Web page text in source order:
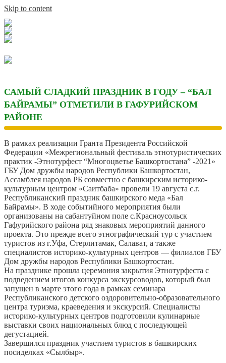
Skip to content
САМЫЙ СЛАДКИЙ ПРАЗДНИК В ГОДУ – “БАЛ
БАЙРАМЫ” ОТМЕТИЛИ В ГАФУРИЙСКОМ
РАЙОНЕ
В рамках реализации Гранта Президента Российской
Федерации «Межрегиональный фестиваль этнотуристических
практик -Этнотурфест “Многоцветье Башкортостана” -2021»
ГБУ Дом дружбы народов Республики Башкортостан,
Ассамблея народов РБ совместно с башкирским историко-
культурным центром «Саитбаба» провели 19 августа с.г.
Республиканский праздник башкирского меда «Бал
Байрамы». В ходе событийного мероприятия были
организованы на сабантуйном поле с.Красноусольск
Гафурийского района ряд знаковых мероприятий данного
проекта. Это прежде всего этнографический тур с участием
туристов из г.Уфа, Стерлитамак, Салават, а также
специалистов историко-культурных центров — филиалов ГБУ
Дом дружбы народов Республики Башкортостан.
На празднике прошла церемония закрытия Этнотурфеста с
подведением итогов конкурса экскурсоводов, который был
запущен в марте этого года в рамках семинара
Республиканского детского оздоровительно-образовательного
центра туризма, краеведения и экскурсий. Специалисты
историко-культурных центров подготовили кулинарные
выставки своих национальных блюд с последующей
дегустацией.
Завершился праздник участием туристов в башкирских
посиделках «Сылбыр».